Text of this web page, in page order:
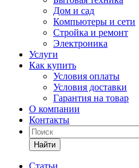
Дом и сад
Компьютеры и сети
Стройка и ремонт
Электроника
Услуги
Как купить
Условия оплаты
Условия доставки
Гарантия на товар
О компании
Контакты
Найти
Статьи